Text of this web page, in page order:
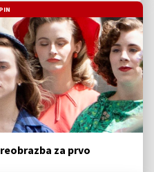
za prvo